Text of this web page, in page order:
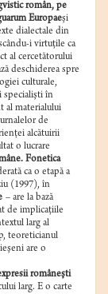
român, pe
Europaeşi
dialectale din
i virtuţile ca
al cercetătorului
deschiderea spre
culturale,
specialişti în
al materialului
de
alcătuirii
o lucrare
Fonetica
ca o etapă a
(1997), în
– are la bază
de implicaţiile
larg al
teoreticianul
are o
româneşti
larg. E o carte